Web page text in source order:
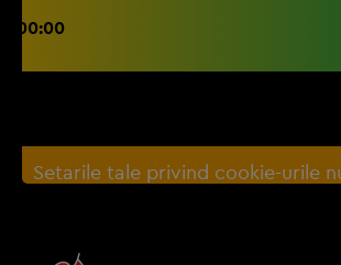
00:00
Setarile tale privind cookie-urile